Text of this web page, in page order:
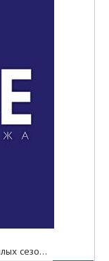
сезо...